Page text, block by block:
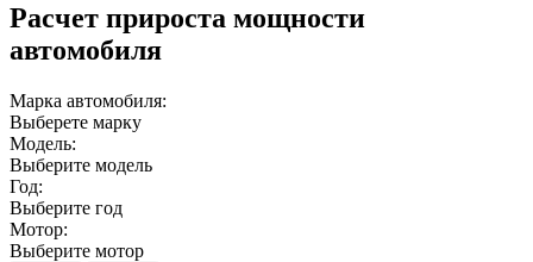
Расчет прироста мощности
автомобиля
Марка автомобиля:
Выберете марку
Модель:
Выберите модель
Год:
Выберите год
Мотор:
Выберите мотор